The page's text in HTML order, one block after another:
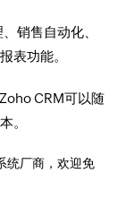
销售自动化、
表功能。
CRM可以随
。
统厂商，欢迎免